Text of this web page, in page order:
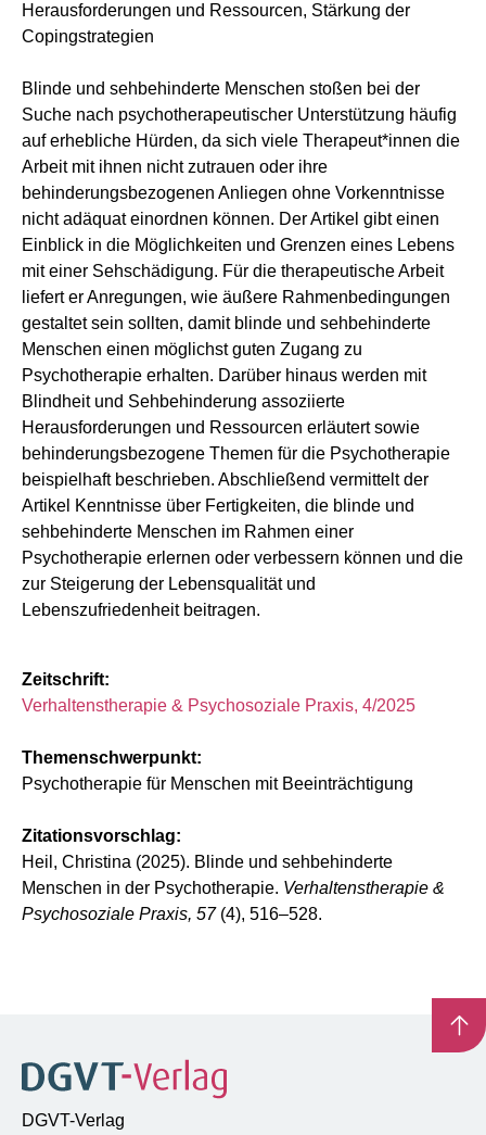
Herausforderungen und Ressourcen, Stärkung der
Copingstrategien
Blinde und sehbehinderte Menschen stoßen bei der
Suche nach psychotherapeutischer Unterstützung häufig
auf erhebliche Hürden, da sich viele Therapeut*innen die
Arbeit mit ihnen nicht zutrauen oder ihre
behinderungsbezogenen Anliegen ohne Vorkenntnisse
nicht adäquat einordnen können. Der Artikel gibt einen
Einblick in die Möglichkeiten und Grenzen eines Lebens
mit einer Sehschädigung. Für die therapeutische Arbeit
liefert er Anregungen, wie äußere Rahmenbedingungen
gestaltet sein sollten, damit blinde und sehbehinderte
Menschen einen möglichst guten Zugang zu
Psychotherapie erhalten. Darüber hinaus werden mit
Blindheit und Sehbehinderung assoziierte
Herausforderungen und Ressourcen erläutert sowie
behinderungsbezogene Themen für die Psychotherapie
beispielhaft beschrieben. Abschließend vermittelt der
Artikel Kenntnisse über Fertigkeiten, die blinde und
sehbehinderte Menschen im Rahmen einer
Psychotherapie erlernen oder verbessern können und die
zur Steigerung der Lebensqualität und
Lebenszufriedenheit beitragen.
Zeitschrift:
Verhaltenstherapie & Psychosoziale Praxis, 4/2025
Themenschwerpunkt:
Psychotherapie für Menschen mit Beeinträchtigung
Zitationsvorschlag:
Heil, Christina (2025). Blinde und sehbehinderte
Menschen in der Psychotherapie. Verhaltenstherapie &
Psychosoziale Praxis, 57(4), 516–528.
DGVT-Verlag